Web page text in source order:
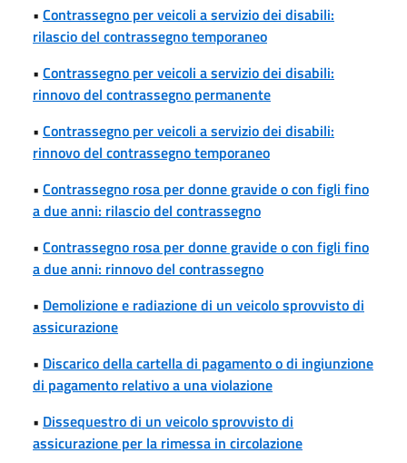
• Contrassegno per veicoli a servizio dei disabili:
rilascio del contrassegno temporaneo
• Contrassegno per veicoli a servizio dei disabili:
rinnovo del contrassegno permanente
• Contrassegno per veicoli a servizio dei disabili:
rinnovo del contrassegno temporaneo
• Contrassegno rosa per donne gravide o con figli fino
a due anni: rilascio del contrassegno
• Contrassegno rosa per donne gravide o con figli fino
a due anni: rinnovo del contrassegno
• Demolizione e radiazione di un veicolo sprovvisto di
assicurazione
• Discarico della cartella di pagamento o di ingiunzione
di pagamento relativo a una violazione
• Dissequestro di un veicolo sprovvisto di
assicurazione per la rimessa in circolazione